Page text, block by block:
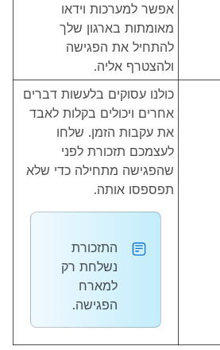
אפשר למערכות וידאו
מאומתות בארגון שלך
להתחיל את הפגישה
ולהצטרף אליה.
כולנו עסוקים בלעשות דברים
אחרים ויכולים בקלות לאבד
את עקבות הזמן. שלחו
לעצמכם תזכורת לפני
שהפגישה מתחילה כדי שלא
תפספסו אותה.
התזכורת
נשלחת רק
למארח
הפגישה.